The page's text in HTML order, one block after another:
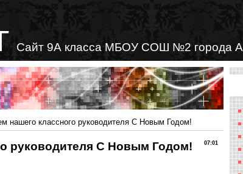
Сайт 9А класса МБОУ СОШ №2 города
нашего классного руководителя С Новым Годом!
07:01
руководителя С Новым Годом!